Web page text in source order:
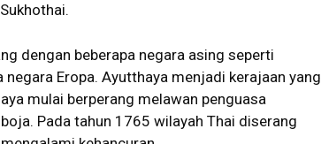
dengan beberapa negara asing seperti
Eropa. Ayutthaya menjadi kerajaan yang
mulai berperang melawan penguasa
Pada tahun 1765 wilayah Thai diserang